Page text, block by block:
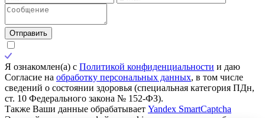
Отправить
Я ознакомлен(а) с Политикой конфиденциальности и даю
Согласие на обработку персональных данных, в том числе
сведений о состоянии здоровья (специальная категория ПДн,
ст. 10 Федерального закона № 152-ФЗ).
Также Ваши данные обрабатывает Yandex SmartCaptcha